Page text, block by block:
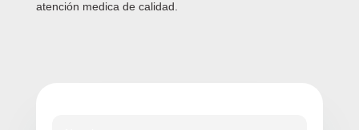
atención medica de calidad.